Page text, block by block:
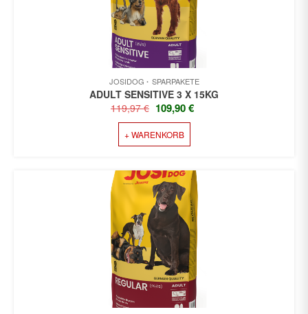
JOSIDOG SPARPAKETE
ADULT SENSITIVE 3 X 15KG
119,97€ URSPRÜNGLICHER
PREIS
WAR:
119,97 €
109,90€
+ WARENKORB